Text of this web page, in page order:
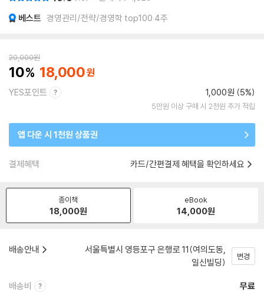
베스트 경영관리/전략/경영학 top100 4주
20,000원
10 18,000
YES포인트 1,000원 (5%)
5만원 이상 구매 시 2천원 추가 적립
앱 다운 시 1천원 상품권
결제혜택 카드/간편결제 혜택을 확인하세요
종이책
18,000원
eBook
14,000원
배송안내
서울특별시 영등포구 은행로 11(여의도동,
일신빌딩)
변경
배송비 무료